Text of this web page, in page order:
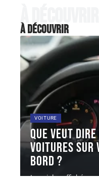
À découvrir
À découvrir
VOITURE
Que veut
voitures sur
bord ?